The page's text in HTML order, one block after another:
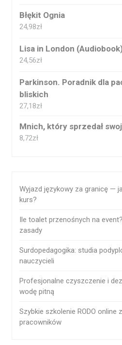
Błękit Ognia
24,98zł
Lisa in London
24,56zł
Parkinson. Poradnik dla
bliskich
27,18zł
Mnich, który sprzedał
8,72zł
Wyjazd językowy za granicę —
kurs?
Ile toalet przenośnych na
zasady
Surdopedagogika: studia
nauczycieli
Profesjonalne czyszczenie i
wodę pitną
Szybkie szkolenie RODO online
pracowników